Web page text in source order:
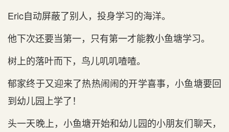
Eric自动屏蔽了别人，投身学习的海洋。
他下次还要当第一，只有第一才能教小鱼塘学习。
树上的落叶而下，鸟儿叽叽喳喳。
郁家终于又迎来了热热闹闹的开学喜事，小鱼塘要回
到幼儿园上学了！
头一天晚上，小鱼塘开始和幼儿园的小朋友们聊天，